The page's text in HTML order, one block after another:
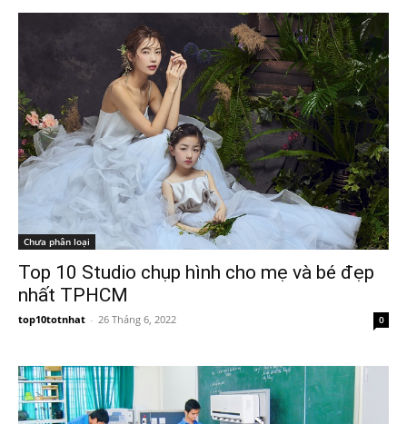
Chưa phân loại
Top 10 Studio chụp hình cho mẹ và bé đẹp
nhất TPHCM
top10totnhat - 26 Tháng 6, 2022 0